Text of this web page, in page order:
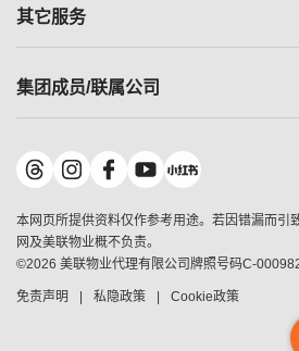
美联豪宅
独家楼盘
租房
查询热线
按揭计算机
负担能力计算机
转按计算机
缴款方式
指数
历史成交
小区成交排行榜
地区百科
其它服务
小区专页
美联精英会
美善会
地产经纪人管理协会
申报已递交的购楼开盘
集团成员/联属公司
美联物业
鋑联控股*
美联工商铺*
美联中国
美联澳门
美联金融集团
本网页所提供资料仅作参考用途。若因错漏而引
网及美联物业概不负责。
©2026 美联物业代理有限公司牌照号码C-
免责声明 私隐政策 Cookie政策